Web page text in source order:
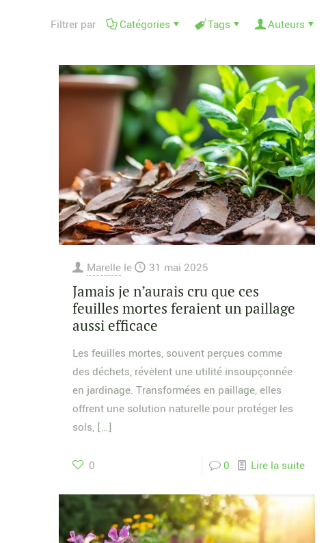
Filtrer par Catégories Tags Auteurs
Marelle le 31 mai 2025
Jamais je n’aurais cru que ces
feuilles mortes feraient un paillage
aussi efficace
Les feuilles mortes, souvent perçues comme
des déchets, révèlent une utilité insoupçonnée
en jardinage. Transformées en paillage, elles
offrent une solution naturelle pour protéger les
sols,[…]
0 0 Lire la suite